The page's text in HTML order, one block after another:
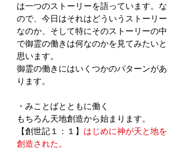
は一つのストーリーを語っています。な
ので、今日はそれはどういうストーリー
なのか、そして特にそのストーリーの中
で御霊の働きは何なのかを見てみたいと
思います。
御霊の働きにはいくつかのパターンがあ
ります。
・みことばとともに働く
もちろん天地創造から始まります。
【創世記１：１】 はじめに神が天と地を
創造された。